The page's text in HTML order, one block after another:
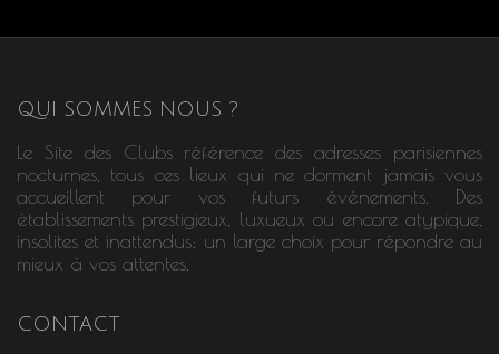
QUI SOMMES NOUS ?
Le Site des Clubs référence des adresses parisiennes
nocturnes, tous ces lieux qui ne dorment jamais vous
accueillent pour vos futurs événements. Des
établissements prestigieux, luxueux ou encore atypique,
insolites et inattendus; un large choix pour répondre au
mieux à vos attentes.
CONTACT